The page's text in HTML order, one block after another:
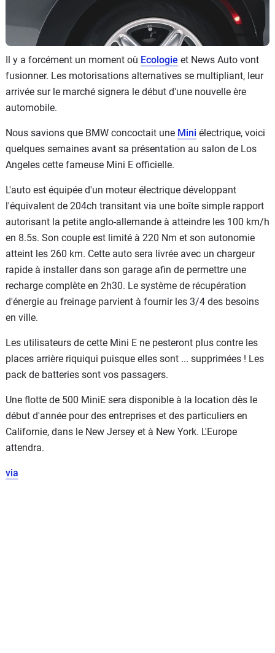
Marques
Il y a forcément un moment où Ecologie et News Auto vont
fusionner. Les motorisations alternatives se multipliant, leur
arrivée sur le marché signera le début d'une nouvelle ère
automobile.
Nous savions que BMW concoctait une Mini électrique, voici
quelques semaines avant sa présentation au salon de Los
Angeles cette fameuse Mini E officielle.
L'auto est équipée d'un moteur électrique développant
l'équivalent de 204ch transitant via une boîte simple rapport
autorisant la petite anglo-allemande à atteindre les 100 km/h
en 8.5s. Son couple est limité à 220 Nm et son autonomie
atteint les 260 km. Cette auto sera livrée avec un chargeur
rapide à installer dans son garage afin de permettre une
recharge complète en 2h30. Le système de récupération
d'énergie au freinage parvient à fournir les 3/4 des besoins
en ville.
Les utilisateurs de cette Mini E ne pesteront plus contre les
places arrière riquiqui puisque elles sont ... supprimées ! Les
pack de batteries sont vos passagers.
Une flotte de 500 MiniE sera disponible à la location dès le
début d'année pour des entreprises et des particuliers en
Californie, dans le New Jersey et à New York. L'Europe
attendra.
via